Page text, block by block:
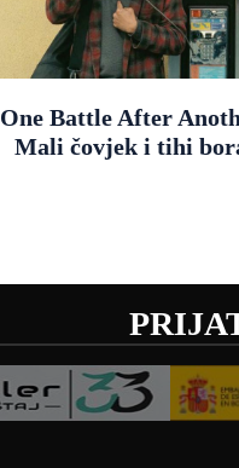
One Battle After
Mali čovjek i tihi